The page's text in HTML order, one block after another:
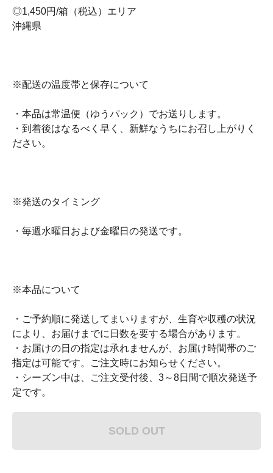
◎1,450円/箱（税込）エリア
沖縄県
※配送の温度帯と保存について
・本品は常温便（ゆうパック）でお送りします。
・到着後はなるべく早く、新鮮なうちにお召し上がりく
ださい。
※発送のタイミング
・毎週水曜日および金曜日の発送です。
※本品について
・ご予約順に発送してまいりますが、生育や収穫の状況
により、お届けまでに日数を要する場合があります。
・お届けの日の指定は承れませんが、お届け時間帯のご
指定は可能です。ご注文時にお知らせください。
・シーズン中は、ご注文受付後、3～8日間で順次発送予
定です。
SOLD OUT